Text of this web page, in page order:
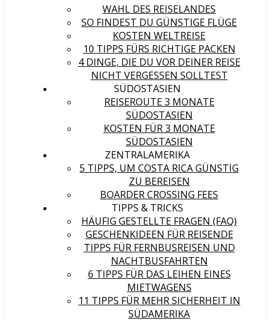
WAHL DES REISELANDES
SO FINDEST DU GÜNSTIGE FLÜGE
KOSTEN WELTREISE
10 TIPPS FÜRS RICHTIGE PACKEN
4 DINGE, DIE DU VOR DEINER REISE
NICHT VERGESSEN SOLLTEST
SÜDOSTASIEN
REISEROUTE 3 MONATE
SÜDOSTASIEN
KOSTEN FÜR 3 MONATE
SÜDOSTASIEN
ZENTRALAMERIKA
5 TIPPS, UM COSTA RICA GÜNSTIG
ZU BEREISEN
BOARDER CROSSING FEES
TIPPS & TRICKS
HÄUFIG GESTELLTE FRAGEN (FAQ)
GESCHENKIDEEN FÜR REISENDE
TIPPS FÜR FERNBUSREISEN UND
NACHTBUSFAHRTEN
6 TIPPS FÜR DAS LEIHEN EINES
MIETWAGENS
11 TIPPS FÜR MEHR SICHERHEIT IN
SÜDAMERIKA